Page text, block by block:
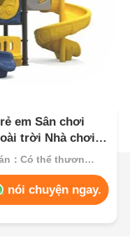
em Sân chơi
trời Nhà chơi
đồ chơi Trượt
Giá bán：Có thể thương lượng
nói chuyện ngay.